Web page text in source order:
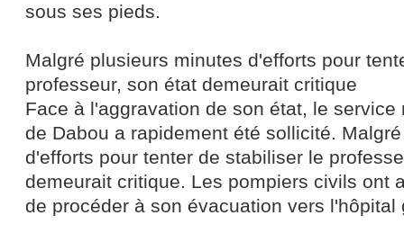
sous ses pieds.
Malgré plusieurs minutes d'efforts pour
professeur, son état demeurait critique
Face à l'aggravation de son état, le service
de Dabou a rapidement été sollicité.
d'efforts pour tenter de stabiliser le
demeurait critique. Les pompiers civils ont
de procéder à son évacuation vers l'hôpital